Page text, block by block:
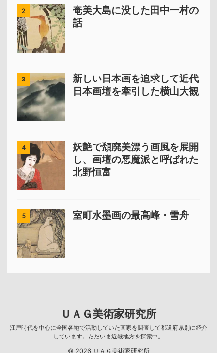
2
奄美大島に没した田中一村の
話
3
新しい日本画を追求して近代
日本画壇を牽引した横山大観
4
妖艶で頽廃美漂う画風を展開
し、画壇の悪魔派と呼ばれた
北野恒富
5 室町水墨画の最高峰・雪舟
ＵＡＧ美術家研究所
江戸時代を中心に全国各地で活動していた画家を調査して都道府県別に紹介
しています。ただいま近畿地方を探索中。
© 2026 ＵＡＧ美術家研究所